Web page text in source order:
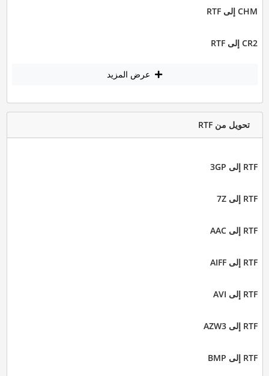
CHM إلى RTF
CR2 إلى RTF
عرض المزيد
تحويل من RTF
RTF إلى 3GP
RTF إلى 7Z
RTF إلى AAC
RTF إلى AIFF
RTF إلى AVI
RTF إلى AZW3
RTF إلى BMP